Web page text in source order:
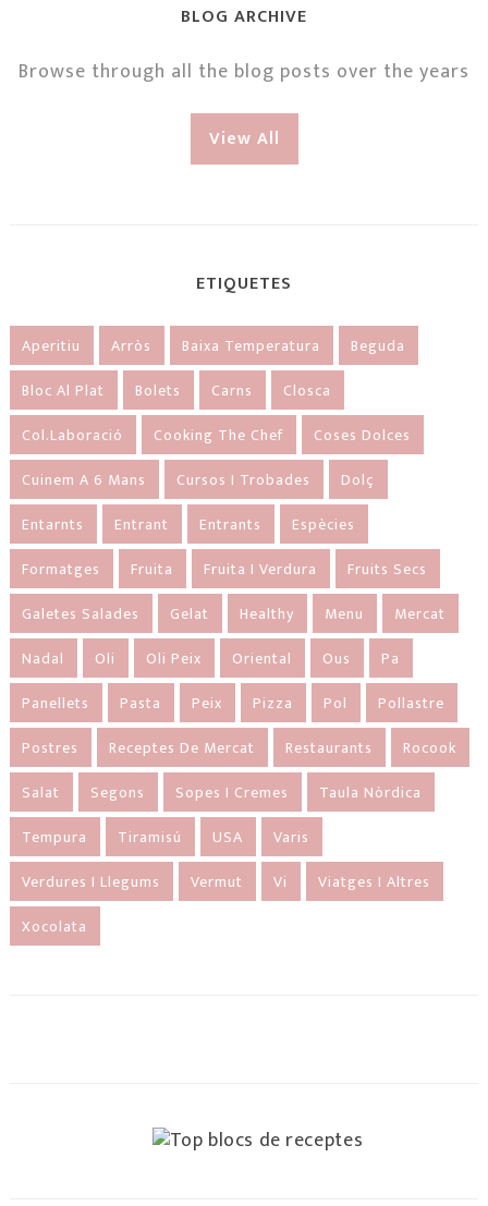
BLOG ARCHIVE
Browse through all the blog posts over the years
View All
ETIQUETES
Aperitiu Arròs Baixa Temperatura
Beguda
Bloc Al Plat
Bolets Carns
Closca
Col.laboració
Cooking The Chef
Coses Dolces
Cuinem A 6 Mans
Cursos I Trobades
Dolç
Entarnts
Entrant Entrants
Espècies
Formatges
Fruita Fruita I Verdura
Fruits Secs
Galetes Salades
Gelat Healthy Menu
Mercat
Nadal
Oli Oli Peix Oriental Ous
Pa
Panellets
Pasta Peix Pizza Pol
Pollastre
Postres
Receptes De Mercat Restaurants
Rocook
Salat
Segons Sopes I Cremes
Taula Nòrdica
Tempura
Tiramisú USA
Varis
Verdures I Llegums
Vermut Vi
Viatges I Altres
Xocolata